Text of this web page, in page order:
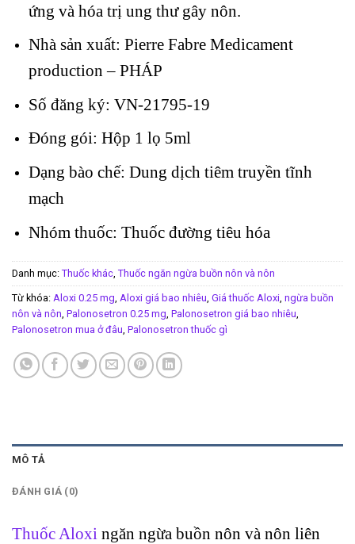
ứng và hóa trị ung thư gây nôn.
Nhà sản xuất: Pierre Fabre Medicament
production – PHÁP
Số đăng ký: VN-21795-19
Đóng gói: Hộp 1 lọ 5ml
Dạng bào chế: Dung dịch tiêm truyền tĩnh
mạch
Nhóm thuốc: Thuốc đường tiêu hóa
Danh mục: Thuốc khác, Thuốc ngăn ngừa buồn nôn và nôn
Từ khóa: Aloxi 0.25 mg, Aloxi giá bao nhiêu, Giá thuốc Aloxi, ngừa buồn
nôn và nôn, Palonosetron 0.25 mg, Palonosetron giá bao nhiêu,
Palonosetron mua ở đâu, Palonosetron thuốc gì
MÔ TẢ
ĐÁNH GIÁ (0)
Thuốc Aloxi ngăn ngừa buồn nôn và nôn liên